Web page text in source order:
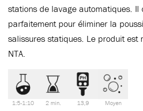
stations de lavage automatiques. Il
parfaitement pour éliminer la
salissures statiques. Le produit est
NTA.
1:5-1:10 2 min. 13,9 Moyen